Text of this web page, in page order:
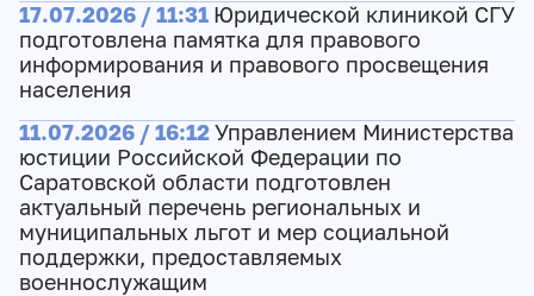
17.07.2026 / 11:31 Юридической клиникой СГУ
подготовлена памятка для правового
информирования и правового просвещения
населения
11.07.2026 / 16:12Управлением Министерства
юстиции Российской Федерации по
Саратовской области подготовлен
актуальный перечень региональных и
муниципальных льгот и мер социальной
поддержки, предоставляемых
военнослужащим